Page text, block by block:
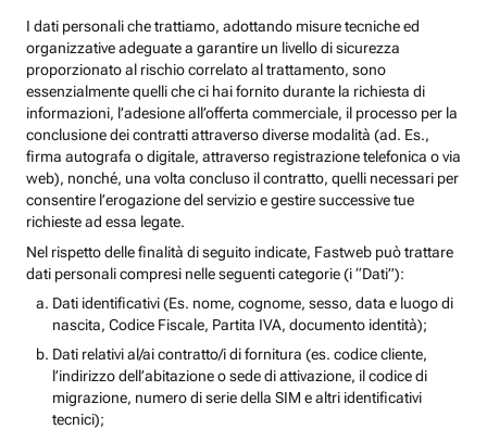
I dati personali che trattiamo, adottando misure tecniche ed
organizzative adeguate a garantire un livello di sicurezza
proporzionato al rischio correlato al trattamento, sono
essenzialmente quelli che ci hai fornito durante la richiesta di
informazioni, l’adesione all’offerta commerciale, il processo per la
conclusione dei contratti attraverso diverse modalità (ad. Es.,
firma autografa o digitale, attraverso registrazione telefonica o via
web), nonché, una volta concluso il contratto, quelli necessari per
consentire l’erogazione del servizio e gestire successive tue
richieste ad essa legate.
Nel rispetto delle finalità di seguito indicate, Fastweb può trattare
dati personali compresi nelle seguenti categorie (i “Dati”):
Dati identificativi (Es. nome, cognome, sesso, data e luogo di
nascita, Codice Fiscale, Partita IVA, documento identità);
Dati relativi al/ai contratto/i di fornitura (es. codice cliente,
l’indirizzo dell’abitazione o sede di attivazione, il codice di
migrazione, numero di serie della SIM e altri identificativi
tecnici);